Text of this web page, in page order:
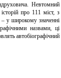
Невтомний
про 111 міст, з
у широкому значенні
назвами, ці
автобіографічний